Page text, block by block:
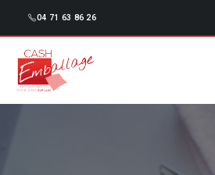
04 71 63 86 26